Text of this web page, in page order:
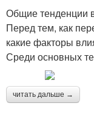
Общие тенденции
Перед тем, как
какие факторы
Среди основных
читать дальше →